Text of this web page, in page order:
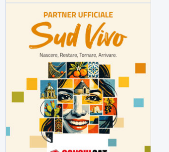
ULTIMI VIDEO